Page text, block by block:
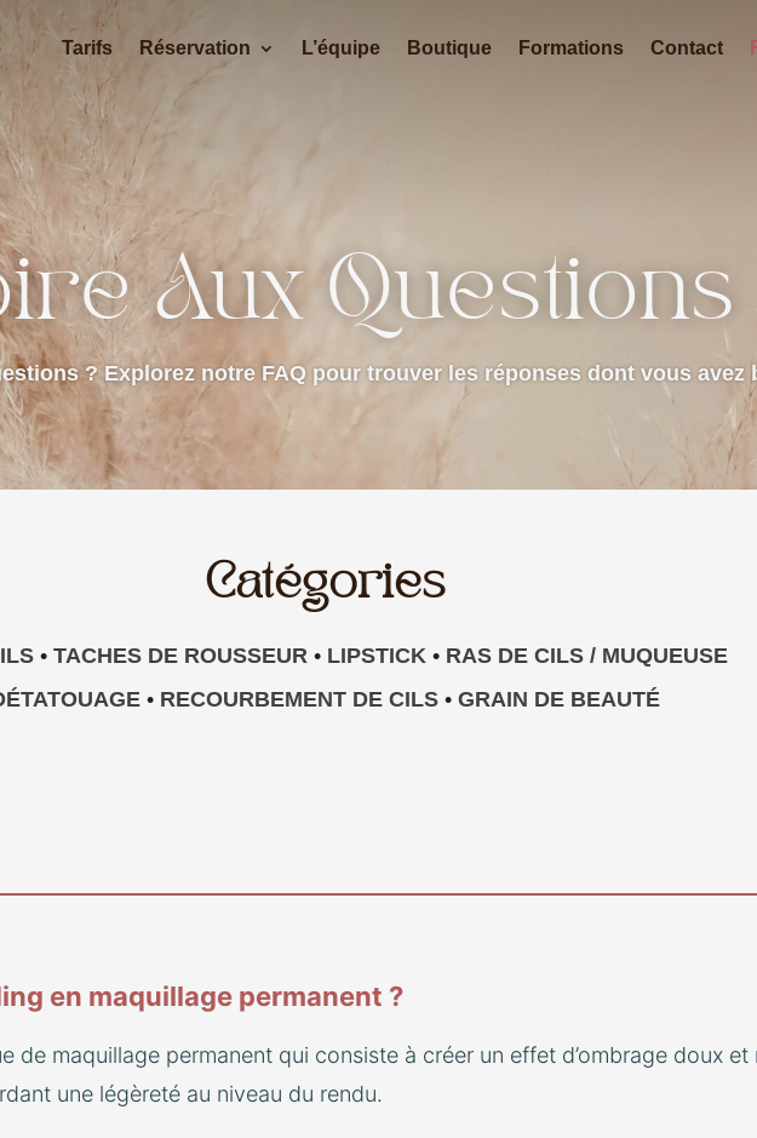
Tarifs Réservation L’équipe Boutique Formations Contact
Aux Questions
? Explorez notre FAQ pour trouver les réponses dont vous avez
Catégories
• TACHES DE ROUSSEUR • LIPSTICK • RAS DE CILS / MUQUEUSE
• RECOURBEMENT DE CILS• GRAIN DE BEAUTÉ
en maquillage permanent ?
de maquillage permanent qui consiste à créer un effet d’ombrage doux et
une légèreté au niveau du rendu.